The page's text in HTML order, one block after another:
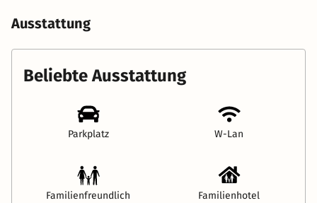
Ausstattung
Beliebte Ausstattung
Parkplatz W-Lan
Familienfreundlich Familienhotel